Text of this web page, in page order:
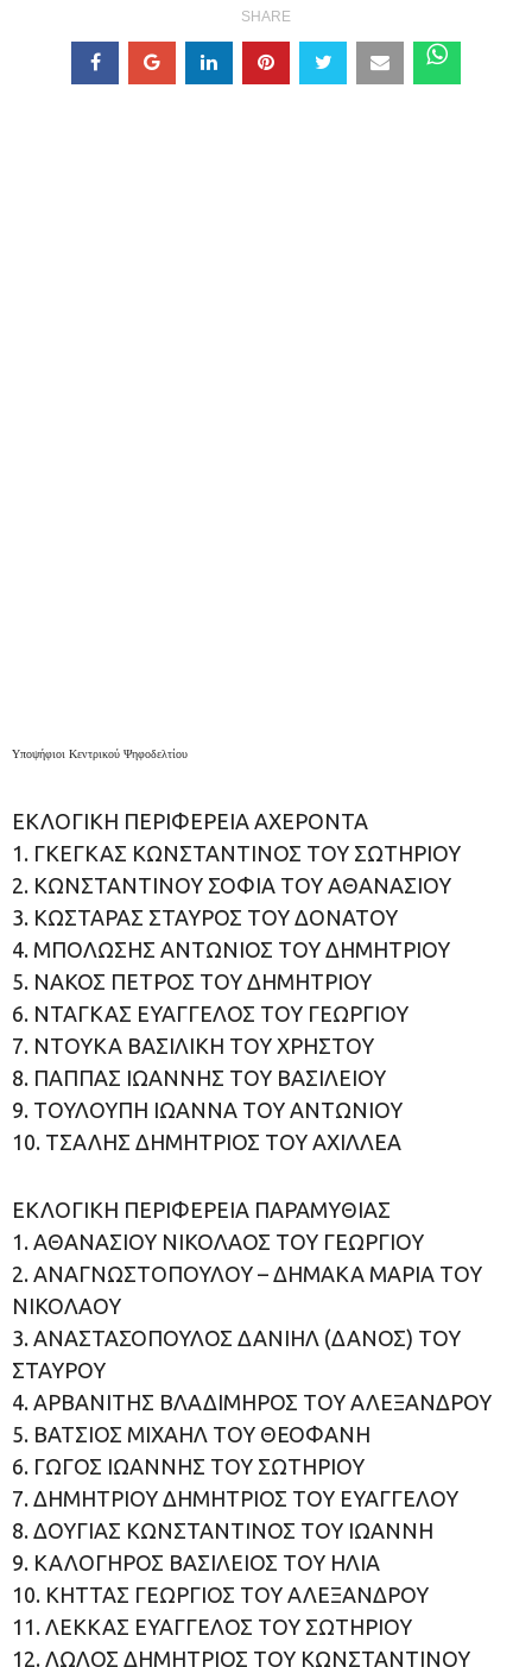
SHARE
Υποψήφιοι Κεντρικού Ψηφοδελτίου
ΕΚΛΟΓΙΚΗ ΠΕΡΙΦΕΡΕΙΑ ΑΧΕΡΟΝΤΑ
1. ΓΚΕΓΚΑΣ ΚΩΝΣΤΑΝΤΙΝΟΣ ΤΟΥ ΣΩΤΗΡΙΟΥ
2. ΚΩΝΣΤΑΝΤΙΝΟΥ ΣΟΦΙΑ ΤΟΥ ΑΘΑΝΑΣΙΟΥ
3. ΚΩΣΤΑΡΑΣ ΣΤΑΥΡΟΣ ΤΟΥ ΔΟΝΑΤΟΥ
4. ΜΠΟΛΩΣΗΣ ΑΝΤΩΝΙΟΣ ΤΟΥ ΔΗΜΗΤΡΙΟΥ
5. ΝΑΚΟΣ ΠΕΤΡΟΣ ΤΟΥ ΔΗΜΗΤΡΙΟΥ
6. ΝΤΑΓΚΑΣ ΕΥΑΓΓΕΛΟΣ ΤΟΥ ΓΕΩΡΓΙΟΥ
7. ΝΤΟΥΚΑ ΒΑΣΙΛΙΚΗ ΤΟΥ ΧΡΗΣΤΟΥ
8. ΠΑΠΠΑΣ ΙΩΑΝΝΗΣ ΤΟΥ ΒΑΣΙΛΕΙΟΥ
9. ΤΟΥΛΟΥΠΗ ΙΩΑΝΝΑ ΤΟΥ ΑΝΤΩΝΙΟΥ
10. ΤΣΑΛΗΣ ΔΗΜΗΤΡΙΟΣ ΤΟΥ ΑΧΙΛΛΕΑ
ΕΚΛΟΓΙΚΗ ΠΕΡΙΦΕΡΕΙΑ ΠΑΡΑΜΥΘΙΑΣ
1. ΑΘΑΝΑΣΙΟΥ ΝΙΚΟΛΑΟΣ ΤΟΥ ΓΕΩΡΓΙΟΥ
2. ΑΝΑΓΝΩΣΤΟΠΟΥΛΟΥ – ΔΗΜΑΚΑ ΜΑΡΙΑ ΤΟΥ
ΝΙΚΟΛΑΟΥ
3. ΑΝΑΣΤΑΣΟΠΟΥΛΟΣ ΔΑΝΙΗΛ (ΔΑΝΟΣ) ΤΟΥ
ΣΤΑΥΡΟΥ
4. ΑΡΒΑΝΙΤΗΣ ΒΛΑΔΙΜΗΡΟΣ ΤΟΥ ΑΛΕΞΑΝΔΡΟΥ
5. ΒΑΤΣΙΟΣ ΜΙΧΑΗΛ ΤΟΥ ΘΕΟΦΑΝΗ
6. ΓΩΓΟΣ ΙΩΑΝΝΗΣ ΤΟΥ ΣΩΤΗΡΙΟΥ
7. ΔΗΜΗΤΡΙΟΥ ΔΗΜΗΤΡΙΟΣ ΤΟΥ ΕΥΑΓΓΕΛΟΥ
8. ΔΟΥΓΙΑΣ ΚΩΝΣΤΑΝΤΙΝΟΣ ΤΟΥ ΙΩΑΝΝΗ
9. ΚΑΛΟΓΗΡΟΣ ΒΑΣΙΛΕΙΟΣ ΤΟΥ ΗΛΙΑ
10. ΚΗΤΤΑΣ ΓΕΩΡΓΙΟΣ ΤΟΥ ΑΛΕΞΑΝΔΡΟΥ
11. ΛΕΚΚΑΣ ΕΥΑΓΓΕΛΟΣ ΤΟΥ ΣΩΤΗΡΙΟΥ
12. ΛΩΛΟΣ ΔΗΜΗΤΡΙΟΣ ΤΟΥ ΚΩΝΣΤΑΝΤΙΝΟΥ